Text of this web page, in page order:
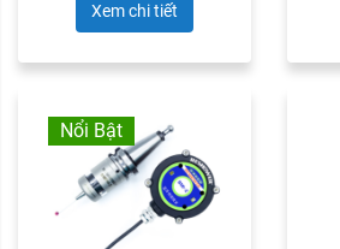
Xem chi tiết
Nổi Bật